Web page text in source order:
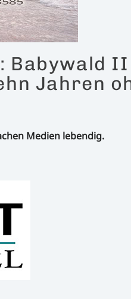
Babywald
Jahren
Medien lebendig.